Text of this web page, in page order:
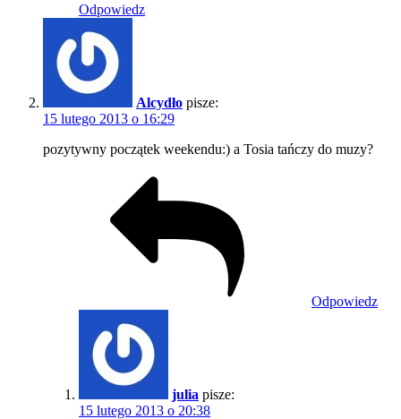
Odpowiedz
Alcydło pisze:
15 lutego 2013 o 16:29
pozytywny początek weekendu:) a Tosia tańczy do muzy?
Odpowiedz
julia pisze:
15 lutego 2013 o 20:38